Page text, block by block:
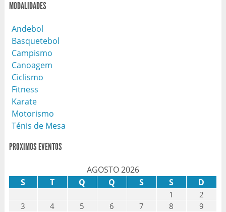
MODALIDADES
Andebol
Basquetebol
Campismo
Canoagem
Ciclismo
Fitness
Karate
Motorismo
Ténis de Mesa
PROXIMOS EVENTOS
AGOSTO 2026
S
T Q Q S S D
1
2
3
4 5 6 7 8 9